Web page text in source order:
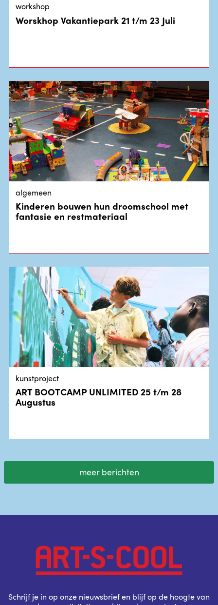
workshop
Worskhop Vakantiepark 21 t/m 23 Juli
algemeen
Kinderen bouwen hun droomschool met
fantasie en restmateriaal
kunstproject
ART BOOTCAMP UNLIMITED 25 t/m 28
Augustus
meer berichten
Schrijf je in op onze nieuwsbrief en blijf op de hoogte van